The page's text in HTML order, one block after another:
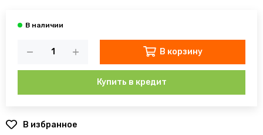
В корзину
Купить в кредит
В избранное